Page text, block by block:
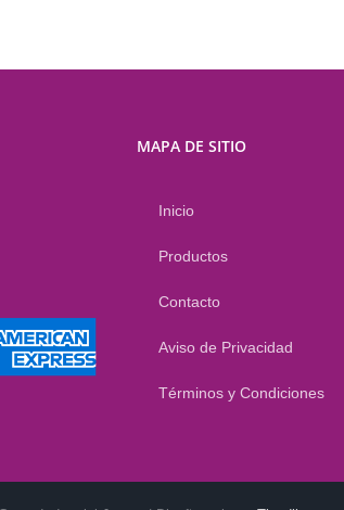
MAPA DE SITIO
Inicio
Productos
Contacto
Aviso de Privacidad
Términos y Condiciones